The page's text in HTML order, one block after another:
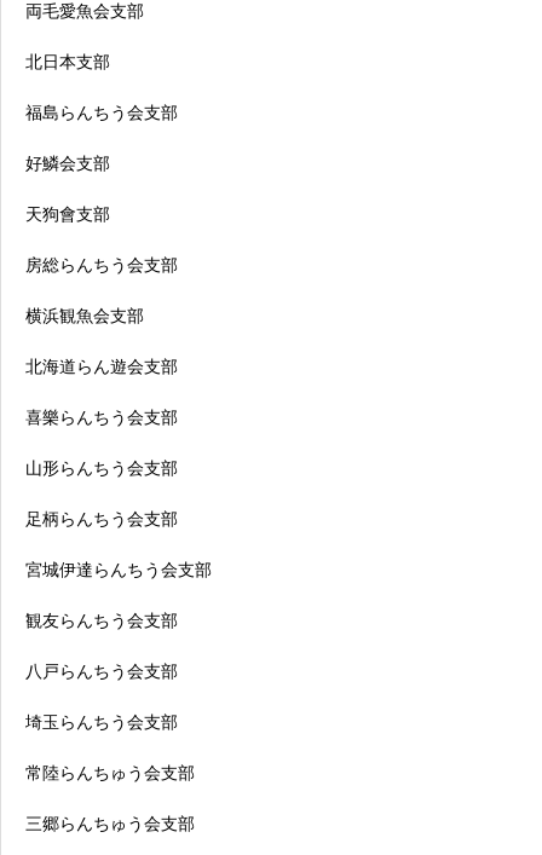
両毛愛魚会支部
北日本支部
福島らんちう会支部
好鱗会支部
天狗會支部
房総らんちう会支部
横浜観魚会支部
北海道らん遊会支部
喜樂らんちう会支部
山形らんちう会支部
足柄らんちう会支部
宮城伊達らんちう会支部
観友らんちう会支部
八戸らんちう会支部
埼玉らんちう会支部
常陸らんちゅう会支部
三郷らんちゅう会支部
行事日程